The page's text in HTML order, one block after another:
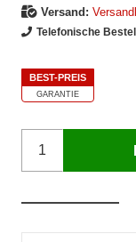
Versand:
Telefonische
BEST-PREIS
GARANTIE